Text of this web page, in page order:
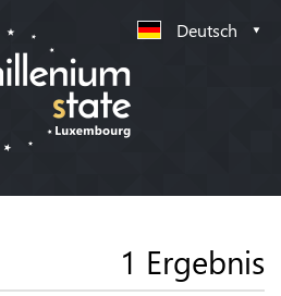
Deutsch
1 Ergebnis